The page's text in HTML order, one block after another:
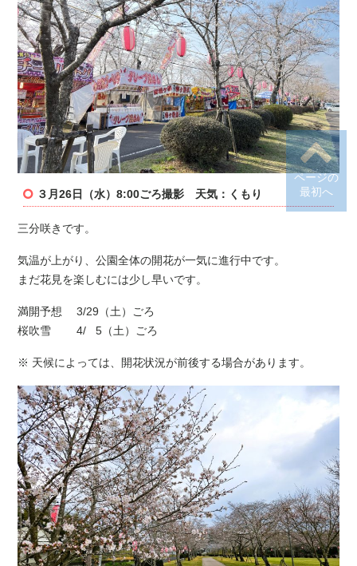
３月26日（水）8:00ごろ撮影 天気：くもり
三分咲きです。
気温が上がり、公園全体の開花が一気に進行中です。
まだ花見を楽しむには少し早いです。
満開予想 3/29（土）ごろ
桜吹雪 4/ 5（土）ごろ
※ 天候によっては、開花状況が前後する場合があります。
ページの
最初へ